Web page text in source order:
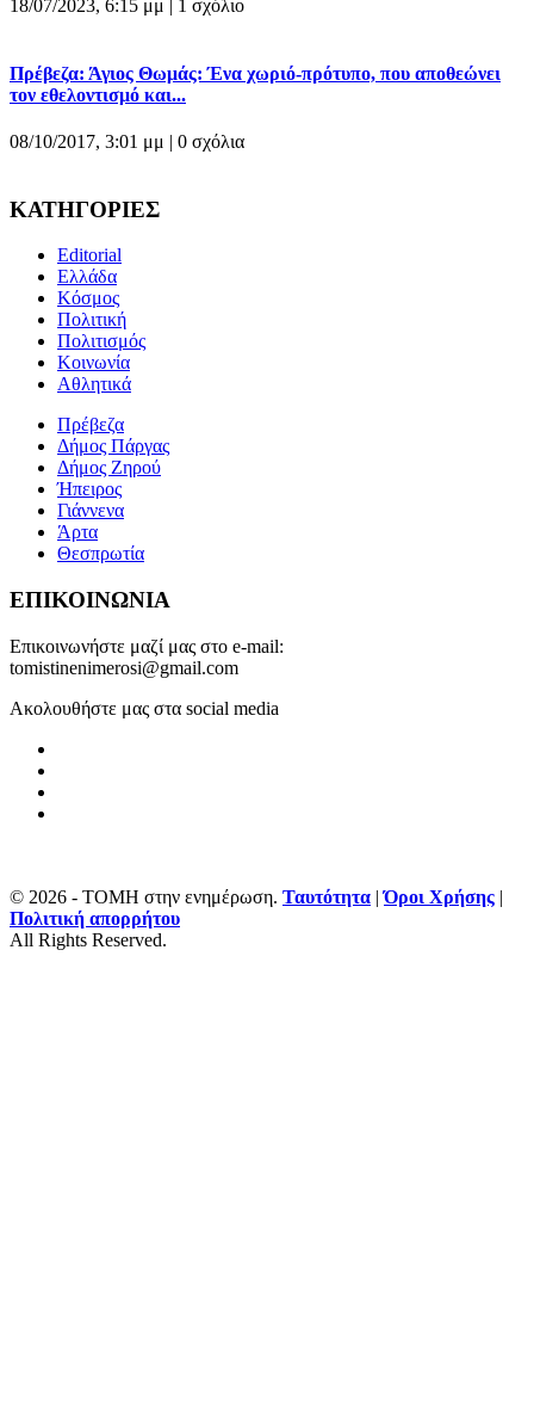
18/07/2023, 6:15 μμ | 1 σχόλιο
Πρέβεζα: Άγιος Θωμάς: Ένα χωριό-πρότυπο, που αποθεώνει
τον εθελοντισμό και...
08/10/2017, 3:01 μμ | 0 σχόλια
ΚΑΤΗΓΟΡΙΕΣ
Editorial
Ελλάδα
Κόσμος
Πολιτική
Πολιτισμός
Κοινωνία
Αθλητικά
Πρέβεζα
Δήμος Πάργας
Δήμος Ζηρού
Ήπειρος
Γιάννενα
Άρτα
Θεσπρωτία
ΕΠΙΚΟΙΝΩΝΙΑ
Επικοινωνήστε μαζί μας στο e-mail:
tomistinenimerosi@gmail.com
Ακολουθήστε μας στα social media
© 2026 - ΤΟΜΗ στην ενημέρωση. Ταυτότητα |Όροι Χρήσης |
Πολιτική απορρήτου
All Rights Reserved.